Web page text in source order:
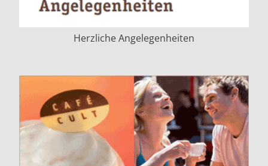
Herzliche Angelegenheiten